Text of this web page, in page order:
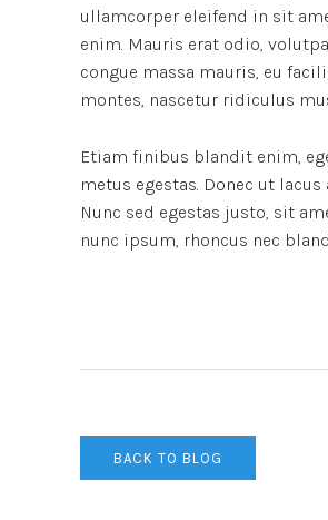
ullamcorper eleifend in sit
enim. Mauris erat odio,
congue massa mauris, eu
montes, nascetur ridiculus
Etiam finibus blandit enim,
metus egestas. Donec ut
Nunc sed egestas justo, sit
nunc ipsum, rhoncus nec
BACK TO BLOG